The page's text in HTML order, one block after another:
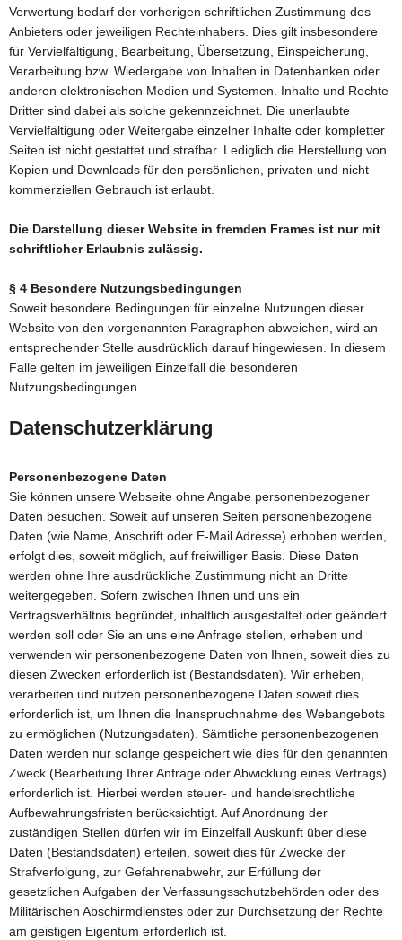
Verwertung bedarf der vorherigen schriftlichen Zustimmung des
Anbieters oder jeweiligen Rechteinhabers. Dies gilt insbesondere
für Vervielfältigung, Bearbeitung, Übersetzung, Einspeicherung,
Verarbeitung bzw. Wiedergabe von Inhalten in Datenbanken oder
anderen elektronischen Medien und Systemen. Inhalte und Rechte
Dritter sind dabei als solche gekennzeichnet. Die unerlaubte
Vervielfältigung oder Weitergabe einzelner Inhalte oder kompletter
Seiten ist nicht gestattet und strafbar. Lediglich die Herstellung von
Kopien und Downloads für den persönlichen, privaten und nicht
kommerziellen Gebrauch ist erlaubt.
Die Darstellung dieser Website in fremden Frames ist nur mit
schriftlicher Erlaubnis zulässig.
§ 4 Besondere Nutzungsbedingungen
Soweit besondere Bedingungen für einzelne Nutzungen dieser
Website von den vorgenannten Paragraphen abweichen, wird an
entsprechender Stelle ausdrücklich darauf hingewiesen. In diesem
Falle gelten im jeweiligen Einzelfall die besonderen
Nutzungsbedingungen.
Datenschutzerklärung
Personenbezogene Daten
Sie können unsere Webseite ohne Angabe personenbezogener
Daten besuchen. Soweit auf unseren Seiten personenbezogene
Daten (wie Name, Anschrift oder E-Mail Adresse) erhoben werden,
erfolgt dies, soweit möglich, auf freiwilliger Basis. Diese Daten
werden ohne Ihre ausdrückliche Zustimmung nicht an Dritte
weitergegeben. Sofern zwischen Ihnen und uns ein
Vertragsverhältnis begründet, inhaltlich ausgestaltet oder geändert
werden soll oder Sie an uns eine Anfrage stellen, erheben und
verwenden wir personenbezogene Daten von Ihnen, soweit dies zu
diesen Zwecken erforderlich ist (Bestandsdaten). Wir erheben,
verarbeiten und nutzen personenbezogene Daten soweit dies
erforderlich ist, um Ihnen die Inanspruchnahme des Webangebots
zu ermöglichen (Nutzungsdaten). Sämtliche personenbezogenen
Daten werden nur solange gespeichert wie dies für den genannten
Zweck (Bearbeitung Ihrer Anfrage oder Abwicklung eines Vertrags)
erforderlich ist. Hierbei werden steuer- und handelsrechtliche
Aufbewahrungsfristen berücksichtigt. Auf Anordnung der
zuständigen Stellen dürfen wir im Einzelfall Auskunft über diese
Daten (Bestandsdaten) erteilen, soweit dies für Zwecke der
Strafverfolgung, zur Gefahrenabwehr, zur Erfüllung der
gesetzlichen Aufgaben der Verfassungsschutzbehörden oder des
Militärischen Abschirmdienstes oder zur Durchsetzung der Rechte
am geistigen Eigentum erforderlich ist.